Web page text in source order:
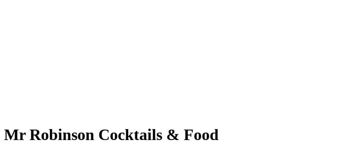
Mr Robinson Cocktails & Food